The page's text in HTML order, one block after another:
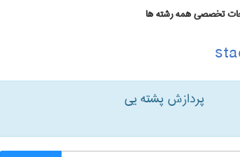
تخصصی همه رشته ها
پردازش پشته یی